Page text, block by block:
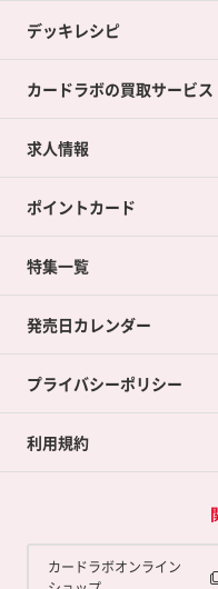
デッキレシピ
カードラボの買取サービス
カードラボの買取サービス
店舗買取について
ネット買取について
買取承諾書について
求人情報
ポイントカード
ポイントカードTOP
ポイント交換景品
特集一覧
発売日カレンダー
プライバシーポリシー
利用規約
カードラボオンライン